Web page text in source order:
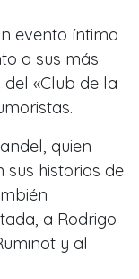
evento íntimo
a sus más
«Club de la
quien
historias de
a Rodrigo
y al